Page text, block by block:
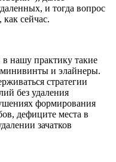
и тогда вопрос
как сейчас.
нашу практику такие
минивинты и элайнеры.
стратегии
без удаления
формирования
дефиците места в
зачатков